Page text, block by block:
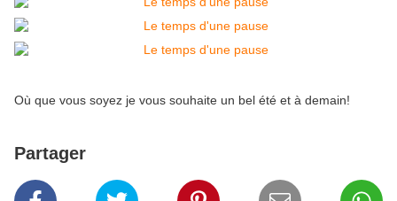
Où que vous soyez je vous souhaite un bel été et à demain!
Partager